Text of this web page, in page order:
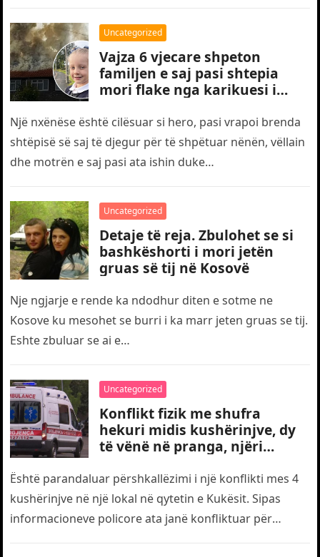
Uncategorized
Vajza 6 vjecare shpeton
familjen e saj pasi shtepia
mori flake nga karikuesi i
Një nxënëse është cilësuar si hero, pasi vrapoi brenda
shtëpisë së saj të djegur për të shpëtuar nënën, vëllain
dhe motrën e saj pasi ata ishin duke…
Uncategorized
Detaje të reja. Zbulohet se si
bashkëshorti i mori jetën
gruas së tij në Kosovë
Nje ngjarje e rende ka ndodhur diten e sotme ne
Kosove ku mesohet se burri i ka marr jeten gruas se tij.
Eshte zbuluar se ai e…
Uncategorized
Konflikt fizik me shufra
hekuri midis kushërinjve, dy
të vënë në pranga, njëri
drejt traumës
Është parandaluar përshkallëzimi i një konflikti mes 4
kushërinjve në një lokal në qytetin e Kukësit. Sipas
informacioneve policore ata janë konfliktuar për